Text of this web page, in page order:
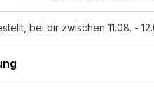
bei dir zwischen 11.08. -